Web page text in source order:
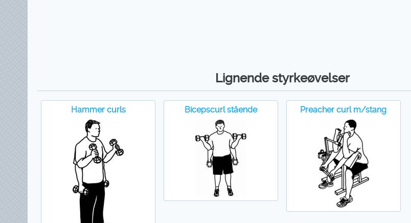
Lignende styrkeøvelser
Hammer curls Bicepscurl stående Preacher curl m/stang